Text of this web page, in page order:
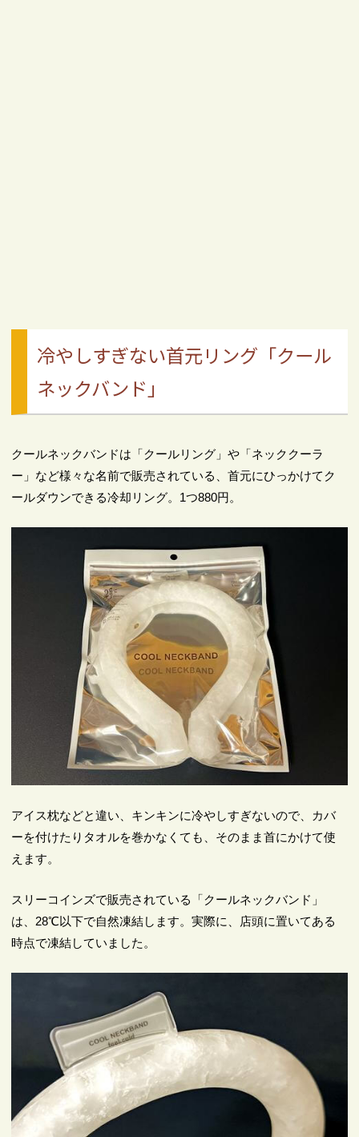
冷やしすぎない首元リング「クール
ネックバンド」
クールネックバンドは「クールリング」や「ネッククーラ
ー」など様々な名前で販売されている、首元にひっかけてク
ールダウンできる冷却リング。1つ880円。
アイス枕などと違い、キンキンに冷やしすぎないので、カバ
ーを付けたりタオルを巻かなくても、そのまま首にかけて使
えます。
スリーコインズで販売されている「クールネックバンド」
は、28℃以下で自然凍結します。実際に、店頭に置いてある
時点で凍結していました。